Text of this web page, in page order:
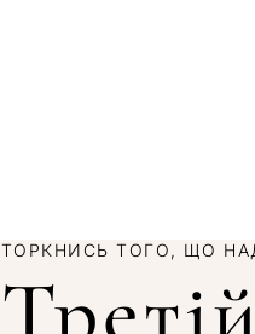
ТОРКНИСЬ ТОГО, ЩО